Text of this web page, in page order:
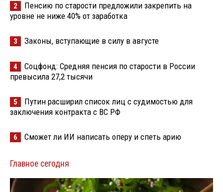
2
Пенсию по старости предложили закрепить на
уровне не ниже 40% от заработка
3 Законы, вступающие в силу в августе
4
Соцфонд: Средняя пенсия по старости в России
превысила 27,2 тысячи
5
Путин расширил список лиц с судимостью для
заключения контракта с ВС РФ
6 Сможет ли ИИ написать оперу и спеть арию
Главное сегодня